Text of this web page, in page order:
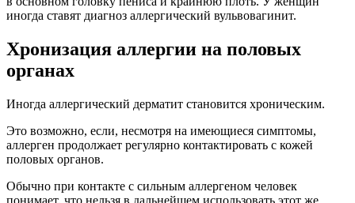
Появляются пузыри, которые долго не заживают.
К тому же симптоматика развивается сразу после контакта.
Используемый продукт обычно признается плохим,
ведро и больше не применяется.
Но если аллерген слабый, симптомы появляются не сразу.
К тому же они нетяжелые.
Пациент не может понять, что они возникают из-за
воздействия определенных веществ.